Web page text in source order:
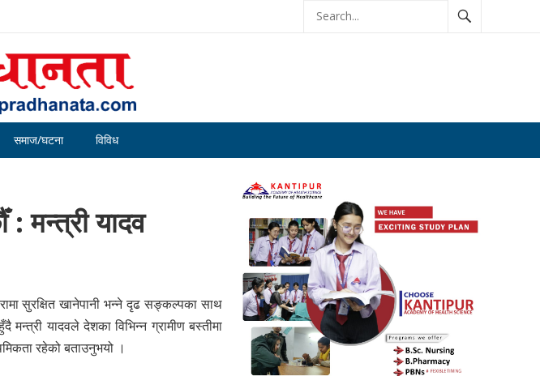
समाज/घटना विविध
: मन्त्री यादव
सुरक्षित खानेपानी भन्ने दृढ सङ्कल्पका साथ
यादवले देशका विभिन्न ग्रामीण बस्तीमा
रहेको बताउनुभयो ।